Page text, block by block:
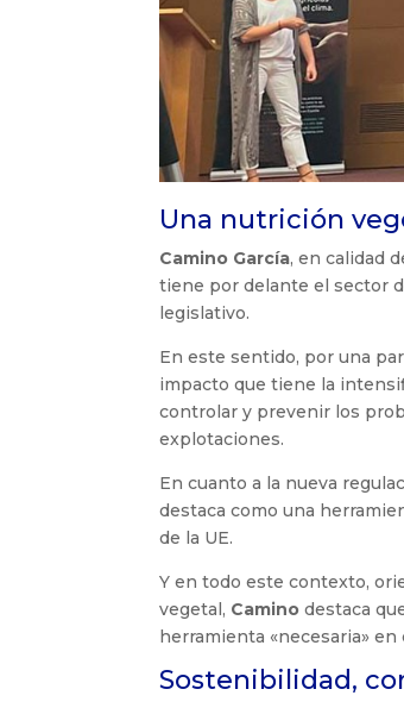
Una nutrición
Camino García, en calidad
tiene por delante el sector
legislativo.
En este sentido, por una
impacto que tiene la
controlar y prevenir los
explotaciones.
En cuanto a la nueva
destaca como una
de la UE.
Y en todo este contexto,
vegetal, Camino destaca
herramienta «necesaria»
Sostenibilidad,